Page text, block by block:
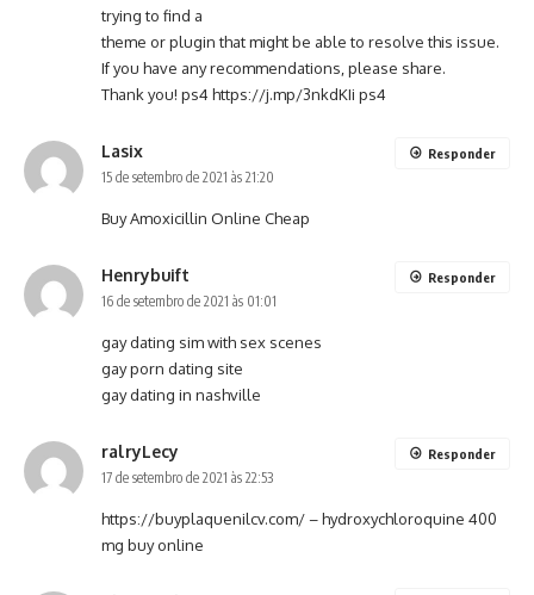
trying to find a
theme or plugin that might be able to resolve this issue.
If you have any recommendations, please share.
Thank you! ps4 https://j.mp/3nkdKIi ps4
Lasix
15 de setembro de 2021 às 21:20
Buy Amoxicillin Online Cheap
Responder
Henrybuift
16 de setembro de 2021 às 01:01
gay dating sim with sex scenes
gay porn dating site
gay dating in nashville
Responder
ralryLecy
17 de setembro de 2021 às 22:53
https://buyplaquenilcv.com/– hydroxychloroquine 400
mg buy online
Responder